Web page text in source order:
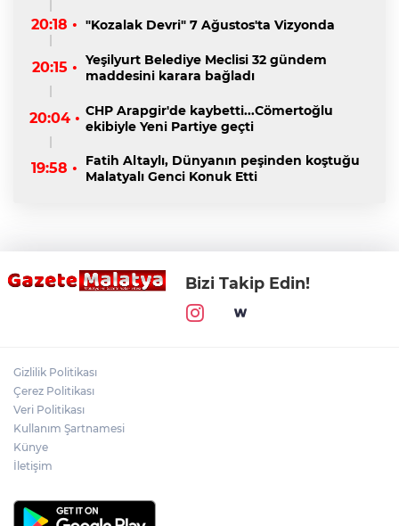
20:18 • "Kozalak Devri" 7 Ağustos'ta Vizyonda
20:15 • Yeşilyurt Belediye Meclisi 32 gündem
maddesini karara bağladı
20:04 • CHP Arapgir'de kaybetti...Cömertoğlu
ekibiyle Yeni Partiye geçti
19:58 •
Fatih Altaylı, Dünyanın peşinden koştuğu
Malatyalı Genci Konuk Etti
Bizi Takip Edin!
Gizlilik Politikası
Çerez Politikası
Veri Politikası
Kullanım Şartnamesi
Künye
İletişim